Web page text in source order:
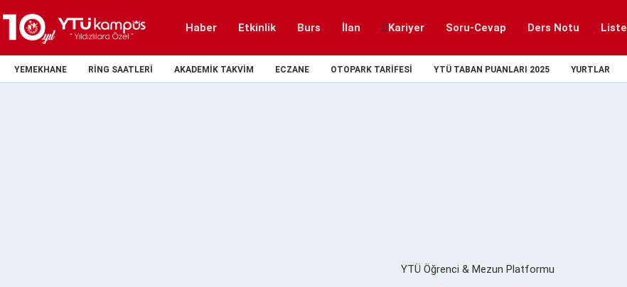
Haber Etkinlik Burs İlan Kariyer Soru-Cevap Ders Notu Liste
YEMEKHANE RING SAATLERI AKADEMIK TAKVIM ECZANE OTOPARK TARIFESI YTÜ TABAN PUANLARI 2025 YURTLAR
YTÜ Öğrenci & Mezun Platformu